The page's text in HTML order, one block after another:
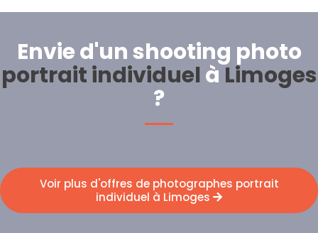
Envie d'un shooting photo
portrait individuelà Limoges
?
Voir plus d'offres de photographes portrait
individuel à Limoges